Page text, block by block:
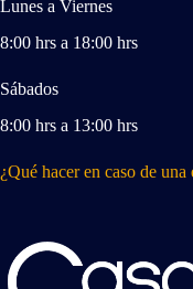
Lunes a Viernes
8:00 hrs a 18:00 hrs
Sábados
8:00 hrs a 13:00 hrs
¿Qué hacer en caso de una